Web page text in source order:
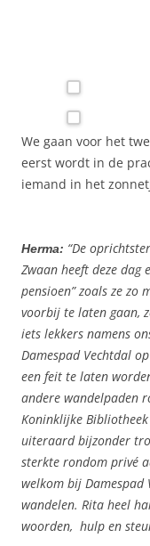
We gaan voor het
eerst wordt in de
iemand in het
Herma: “De
Zwaan heeft deze dag
pensioen” zoals ze zo
voorbij te laten gaan,
iets lekkers namens
Damespad Vechtdal
een feit te laten
andere wandelpaden
Koninklijke
uiteraard bijzonder
sterkte rondom privé
welkom bij Damespad
wandelen. Rita heel
woorden, hulp en